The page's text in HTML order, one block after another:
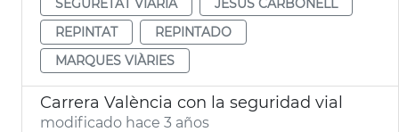
REPINTAT
REPINTADO
MARQUES VIÀRIES
Carrera València con la seguridad vial
modificado hace 3 años